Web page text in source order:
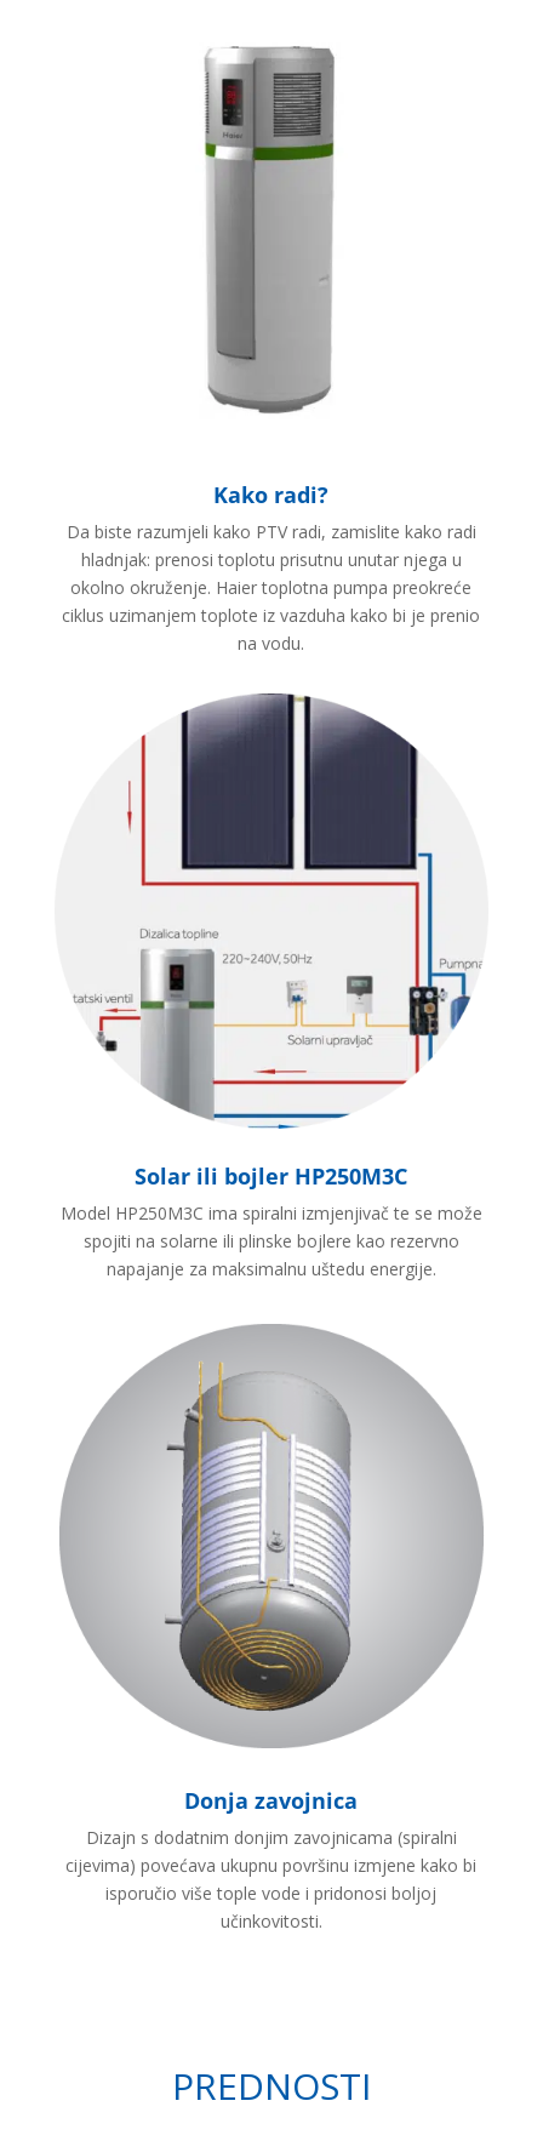
Kako radi?
Da biste razumjeli kako PTV radi, zamislite kako radi
hladnjak: prenosi toplotu prisutnu unutar njega u
okolno okruženje. Haier toplotna pumpa preokreće
ciklus uzimanjem toplote iz vazduha kako bi je prenio
na vodu.
Solar ili bojler HP250M3C
Model HP250M3C ima spiralni izmjenjivač te se može
spojiti na solarne ili plinske bojlere kao rezervno
napajanje za maksimalnu uštedu energije.
Donja zavojnica
Dizajn s dodatnim donjim zavojnicama (spiralni
cijevima) povećava ukupnu površinu izmjene kako bi
isporučio više tople vode i pridonosi boljoj
učinkovitosti.
PREDNOSTI